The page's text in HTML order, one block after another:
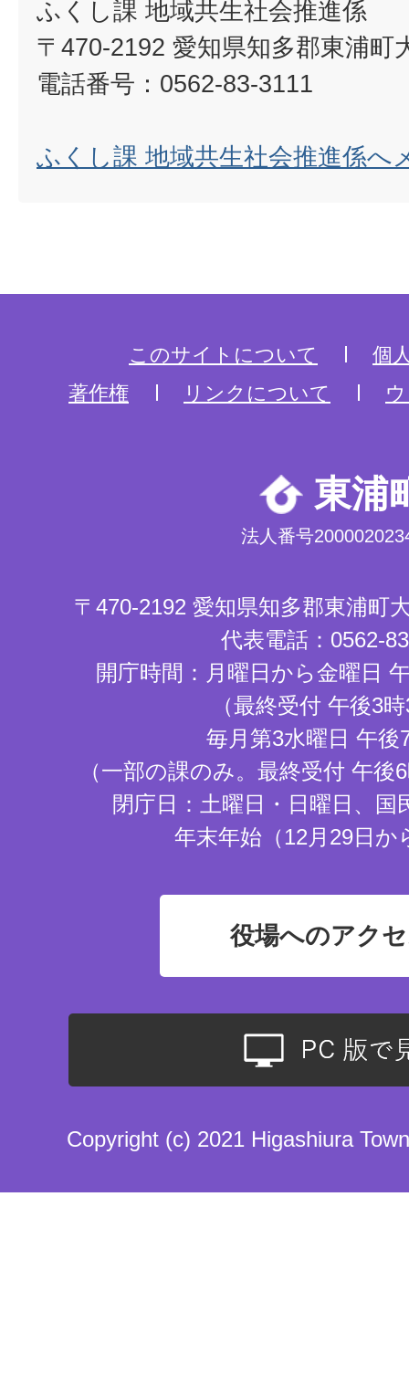
ふくし課 地域共生社会推進係
〒470-2192 愛知県知多郡東浦町
電話番号：0562-83-3111
ふくし課 地域共生社会推進係へ
このサイトについて
個
著作権
リンクについて
東浦
法人番号
〒470-2192 愛知県知多郡東浦町
代表電話：0562-
開庁時間：月曜日から金曜日
（最終受付 午後3
毎月第3水曜日 午後
（一部の課のみ。最終受付 午
閉庁日：土曜日・日曜日、国
年末年始（12月29日か
役場へのアク
Copyright (c) 2021 Higashiura